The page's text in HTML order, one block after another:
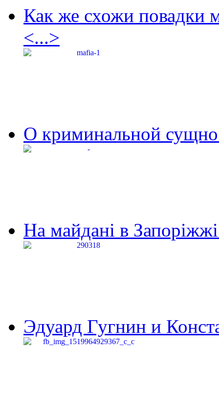
Как же схожи повадки
<...>
О криминальной
На майдані в
Эдуард Гугнин и